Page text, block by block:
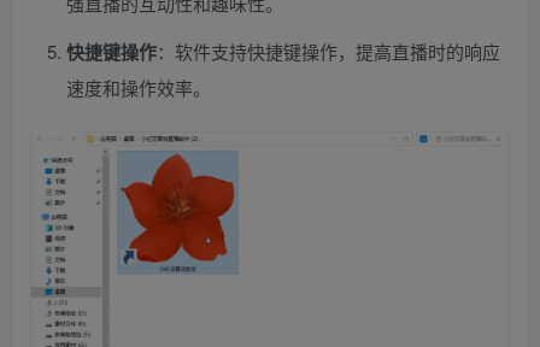
快捷键操作：软件支持快捷键操作，提高直播时的响应
速度和操作效率。